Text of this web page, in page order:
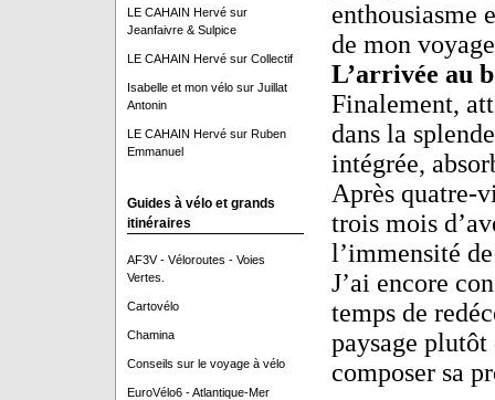
LE CAHAIN Hervésur
Jeanfaivre & Sulpice
LE CAHAIN Hervésur Collectif
Isabelle et mon vélosur Juillat
Antonin
LE CAHAIN Hervésur Ruben
Emmanuel
Guides à vélo et grands
itinéraires
AF3V - Véloroutes - Voies
Vertes.
Cartovélo
Chamina
Conseils sur le voyage à vélo
EuroVélo6 - Atlantique-Mer
enthousiasme
de mon
L’arrivée au
Finalement,
dans la
intégrée,
Après quatre-
trois mois
l’immensité
J’ai encore
temps de
paysage plutôt
composer sa